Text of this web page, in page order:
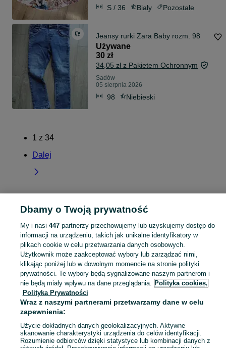
S / 36 Biały Pozostałe
Jeansy rurki Zara Baby rozm. 98
Używane
30 zł
34,05 zł z Pakietem Ochronnym
Sadów
05 sierpnia 2026
98 Niebieski
1 z 34
Dalej
Strona główna Śląskie Sadów
KATEGORIA
Skorzystaj z największego serwisu ogłoszeniowego - Sadów i okolice! Kupuj to, czego pragniesz i sprzedawaj to, czego już nie potrzebujesz! Zobacz
Mapa kategorii
Mapa miejscowości
Mapa ministron
Popularne wyszukiwania
Dbamy o Twoją prywatność
My i nasi 447partnerzy przechowujemy lub uzyskujemy dostęp do
informacji na urządzeniu, takich jak unikalne identyfikatory w
plikach cookie w celu przetwarzania danych osobowych.
Użytkownik może zaakceptować wybory lub zarządzać nimi,
klikając poniżej lub w dowolnym momencie na stronie polityki
prywatności. Te wybory będą sygnalizowane naszym partnerom i
nie będą miały wpływu na dane przeglądania. Polityka cookies,
Polityka Prywatności
Wraz z naszymi partnerami przetwarzamy dane w celu
zapewnienia:
Użycie dokładnych danych geolokalizacyjnych. Aktywne
skanowanie charakterystyki urządzenia do celów identyfikacji.
Rozumienie odbiorców dzięki statystyce lub kombinacji danych z